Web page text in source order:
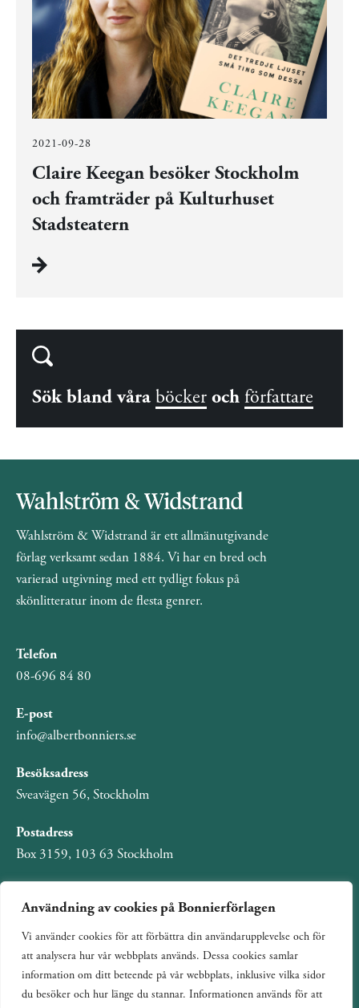
Användning av cookies på Bonnierförlagen
Vi använder cookies för att förbättra din användarupplevelse och för
att analysera hur vår webbplats används. Dessa cookies samlar
information om ditt beteende på vår webbplats, inklusive vilka sidor
du besöker och hur länge du stannar. Informationen används för att
2021-09-28
Claire Keegan besöker Stockholm
och framträder på Kulturhuset
Stadsteatern
Sök bland våra böcker och författare
Wahlström & Widstrand är ett allmänutgivande
förlag verksamt sedan 1884. Vi har en bred och
varierad utgivning med ett tydligt fokus på
skönlitteratur inom de flesta genrer.
Telefon
08-696 84 80
E-post
info@albertbonniers.se
Besöksadress
Sveavägen 56, Stockholm
Postadress
Box 3159, 103 63 Stockholm
Om Bonnierförlagen
Cookies
Integritetspolicy